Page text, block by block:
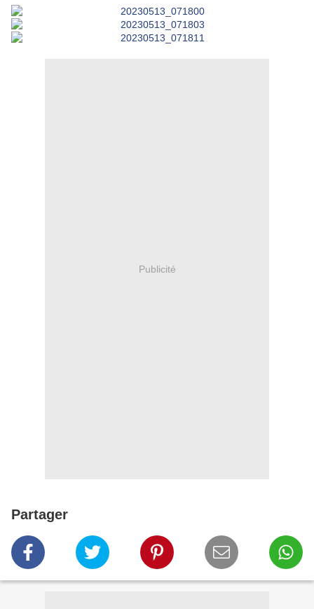
Publicité
Partager